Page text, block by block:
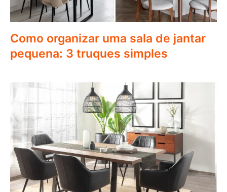
Como organizar uma sala de jantar
pequena: 3 truques simples